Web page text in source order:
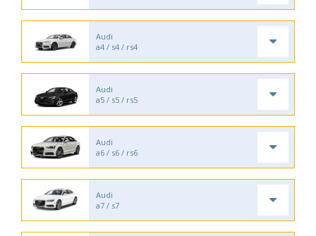
Audi
a4 / s4 / rs4
Audi
a5 / s5 / rs5
Audi
a6 / s6 / rs6
Audi
a7 / s7